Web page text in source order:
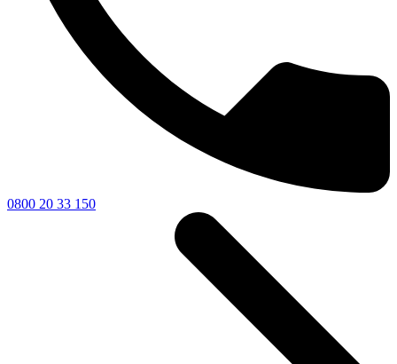
0800 20 33 150